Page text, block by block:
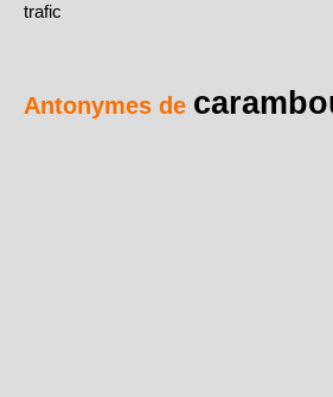
trafic
Antonymes de